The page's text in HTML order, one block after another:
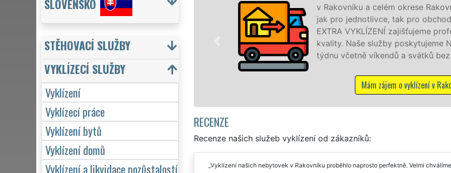
v Rakovníku a celém okrese Rakovník zajišťujeme služby vyklízení, a to
jak pro jednotlivce, tak pro obchodní společnosti. Pod značkou sítě
EXTRA VYKLÍZENÍ zajišťujeme profesionální a kvalitní servis se zárukou
kvality. Naše služby poskytujeme NON-STOP 24 hodin denně, 7 dní v
týdnu včetně víkendů a svátků bez příplatků.
RECENZE
Recenze našich služeb vyklízení od zákazníků:
Vyklízení našich nebytovek v Rakovníku proběhlo naprosto perfektně. Velmi
SLOVENSKO
STĚHOVACÍ SLUŽBY
VYKLÍZECÍ SLUŽBY
Vyklízení
Vyklízecí práce
Vyklízení bytů
Vyklízení domů
Vyklízení a likvidace pozůstalostí